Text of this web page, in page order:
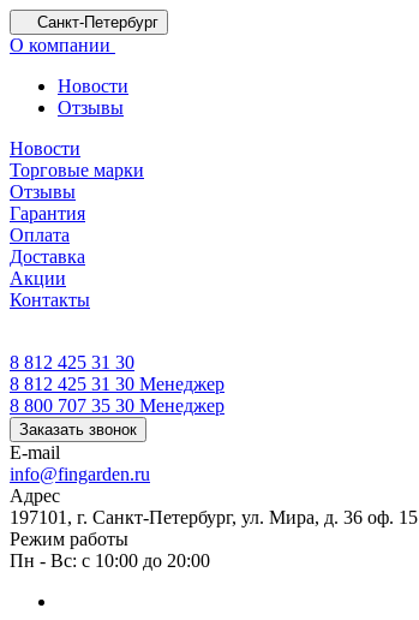
Санкт-Петербург
О компании
Новости
Отзывы
Новости
Торговые марки
Отзывы
Гарантия
Оплата
Доставка
Акции
Контакты
8 812 425 31 30
8 812 425 31 30 Менеджер
8 800 707 35 30 Менеджер
Заказать звонок
E-mail
info@fingarden.ru
Адрес
197101, г. Санкт-Петербург, ул. Мира, д. 36 оф. 15
Режим работы
Пн - Вс: с 10:00 до 20:00